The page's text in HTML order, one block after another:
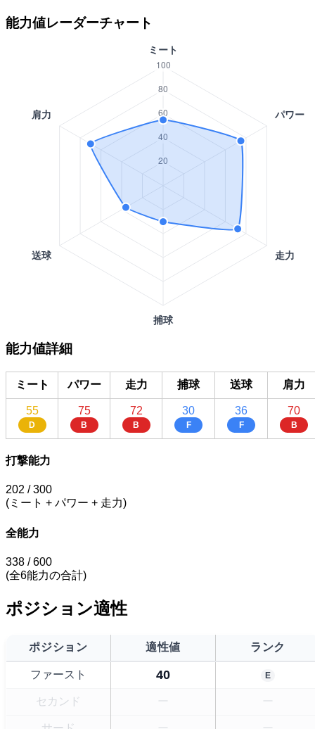
能力値レーダーチャート
能力値詳細
ミート パワー 走力 捕球 送球 肩力
55
D
75
B
72
B
30
F
36
F
70
B
打撃能力
202 / 300
(ミート + パワー + 走力)
全能力
338 / 600
(全6能力の合計)
ポジション適性
ポジション 適性値 ランク
ファースト 40 E
セカンド